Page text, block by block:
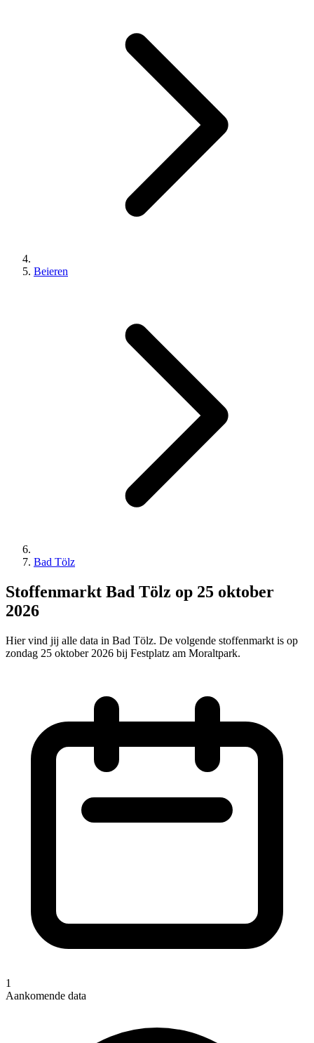
Beieren
Bad Tölz
Stoffenmarkt Bad Tölz op 25 oktober
2026
Hier vind jij alle data in Bad Tölz. De volgende stoffenmarkt is op
zondag 25 oktober 2026 bij Festplatz am Moraltpark.
1
Aankomende data